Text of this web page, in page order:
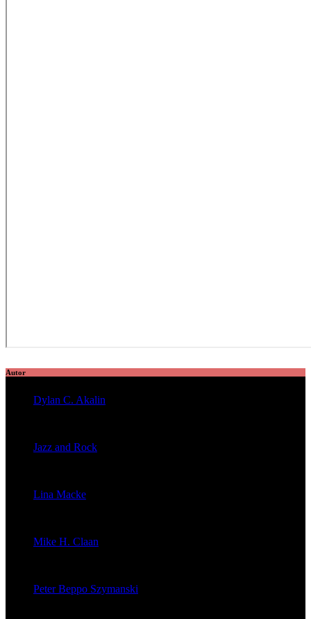
Autor
Dylan C. Akalin
Jazz and Rock
Lina Macke
Mike H. Claan
Peter Beppo Szymanski